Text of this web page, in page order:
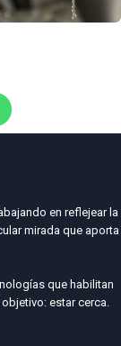
en reflejear la
mirada que aporta
que habilitan
estar cerca.